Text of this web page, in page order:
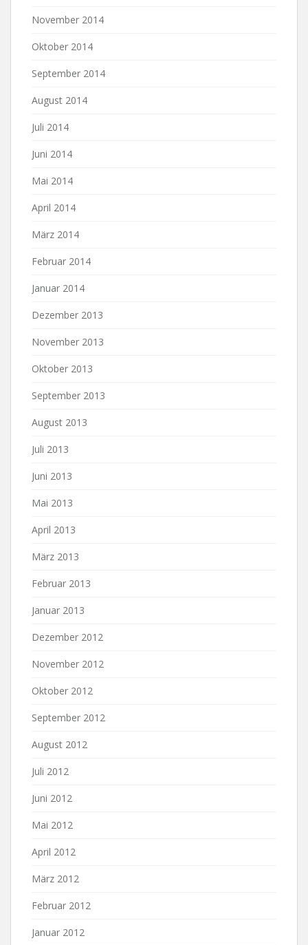
November 2014
Oktober 2014
September 2014
August 2014
Juli 2014
Juni 2014
Mai 2014
April 2014
März 2014
Februar 2014
Januar 2014
Dezember 2013
November 2013
Oktober 2013
September 2013
August 2013
Juli 2013
Juni 2013
Mai 2013
April 2013
März 2013
Februar 2013
Januar 2013
Dezember 2012
November 2012
Oktober 2012
September 2012
August 2012
Juli 2012
Juni 2012
Mai 2012
April 2012
März 2012
Februar 2012
Januar 2012